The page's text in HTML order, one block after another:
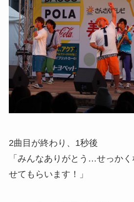
2曲目が終わり、1秒後
「みんなありがとう…せっか
せてもらいます！」